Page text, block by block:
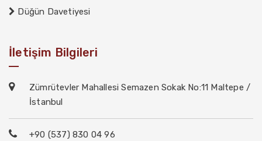
Düğün Davetiyesi
İletişim Bilgileri
Zümrütevler Mahallesi Semazen Sokak No:11 Maltepe /
İstanbul
+90 (537) 830 04 96